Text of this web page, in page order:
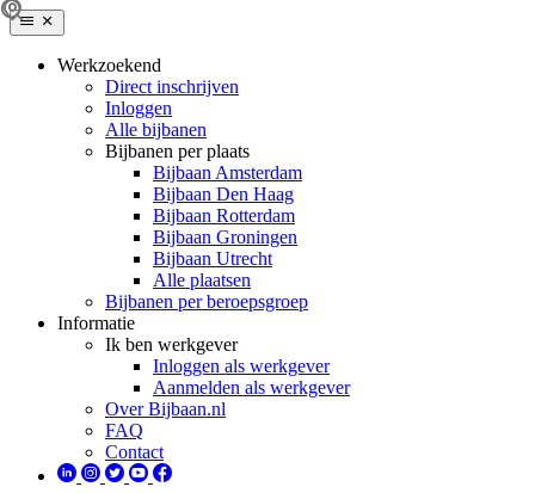
Werkzoekend
Direct inschrijven
Inloggen
Alle bijbanen
Bijbanen per plaats
Bijbaan Amsterdam
Bijbaan Den Haag
Bijbaan Rotterdam
Bijbaan Groningen
Bijbaan Utrecht
Alle plaatsen
Bijbanen per beroepsgroep
Informatie
Ik ben werkgever
Inloggen als werkgever
Aanmelden als werkgever
Over Bijbaan.nl
FAQ
Contact